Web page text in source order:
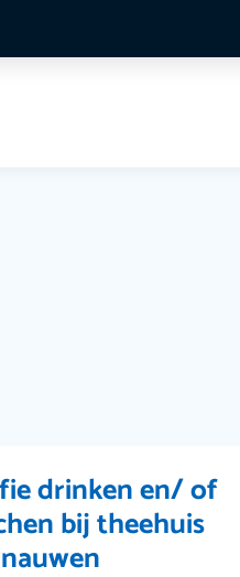
drinken en/ of
bij theehuis